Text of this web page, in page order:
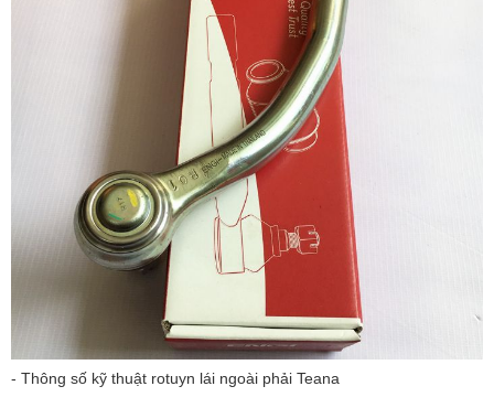
- Thông số kỹ thuật rotuyn lái ngoài phải Teana